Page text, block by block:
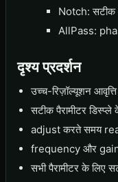
Notch: सटीक
AllPass:
दृश्य प्रदर्शन
उच्च-रिज़ॉल्यूशन
सटीक पैरामीटर
adjust करते समय
frequency और
सभी पैरामीटर के लिए